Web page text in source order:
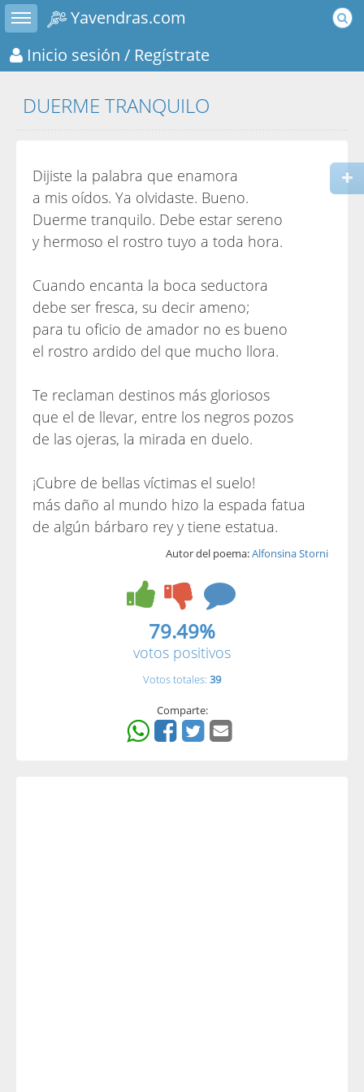
Toggle sidebar
Yavendras.com
Inicio sesión / Regístrate
DUERME TRANQUILO
Dijiste la palabra que enamora
a mis oídos. Ya olvidaste. Bueno.
Duerme tranquilo. Debe estar sereno
y hermoso el rostro tuyo a toda hora.
Cuando encanta la boca seductora
debe ser fresca, su decir ameno;
para tu oficio de amador no es bueno
el rostro ardido del que mucho llora.
Te reclaman destinos más gloriosos
que el de llevar, entre los negros pozos
de las ojeras, la mirada en duelo.
¡Cubre de bellas víctimas el suelo!
más daño al mundo hizo la espada fatua
de algún bárbaro rey y tiene estatua.
Autor del poema:Alfonsina Storni
79.49%
votos positivos
Votos totales: 39
Comparte: